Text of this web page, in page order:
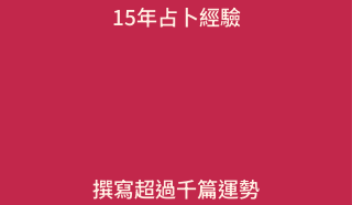
15年占卜經驗
撰寫超過千篇運勢